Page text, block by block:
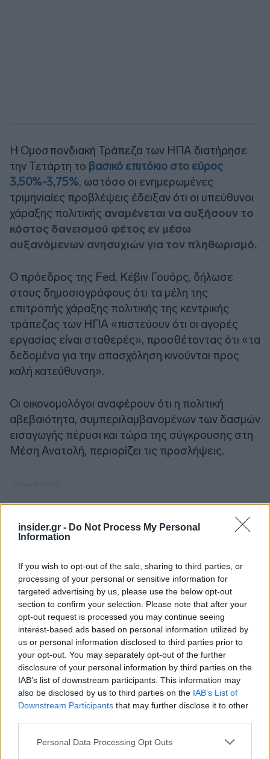
insider.gr - Do Not Process My Personal
Information
If you wish to opt-out of the sale, sharing to third parties, or
processing of your personal or sensitive information for
targeted advertising by us, please use the below opt-out
section to confirm your selection. Please note that after your
opt-out request is processed you may continue seeing
interest-based ads based on personal information utilized by
us or personal information disclosed to third parties prior to
your opt-out. You may separately opt-out of the further
disclosure of your personal information by third parties on the
IAB’s list of downstream participants. This information may
also be disclosed by us to third parties on the IAB’s List of
Downstream Participants that may further disclose it to other
Please note that this website/app uses one or more Google
Personal Data Processing Opt Outs
Η Ομοσπονδιακή Τράπεζα των ΗΠΑ διατήρησε
την Τετάρτη το βασικό επιτόκιο στο εύρος
3,50%-3,75%, ωστόσο οι ενημερωμένες
τριμηνιαίες προβλέψεις έδειξαν ότι οι υπεύθυνοι
χάραξης πολιτικής αναμένεται να αυξήσουν το
κόστος δανεισμού φέτος εν μέσω
αυξανόμενων ανησυχιών για τον πληθωρισμό.
Ο πρόεδρος της Fed, Κέβιν Γουόρς, δήλωσε
στους δημοσιογράφους ότι τα μέλη της
επιτροπής χάραξης πολιτικής της κεντρικής
τράπεζας των ΗΠΑ «πιστεύουν ότι οι αγορές
εργασίας είναι σταθερές», προσθέτοντας ότι «τα
δεδομένα για την απασχόληση κινούνται προς
καλή κατεύθυνση».
Οι οικονομολόγοι αναφέρουν ότι η πολιτική
αβεβαιότητα, συμπεριλαμβανομένων των δασμών
εισαγωγής πέρυσι και τώρα της σύγκρουσης στη
Μέση Ανατολή, περιορίζει τις προσλήψεις.